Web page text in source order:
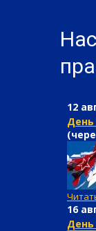
12
16
День